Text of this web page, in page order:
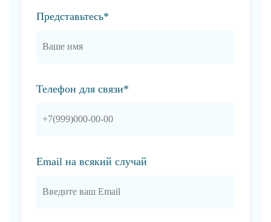
Представьтесь*
Телефон для связи*
Email на всякий случай